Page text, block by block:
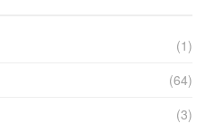
(1)
(64)
(3)